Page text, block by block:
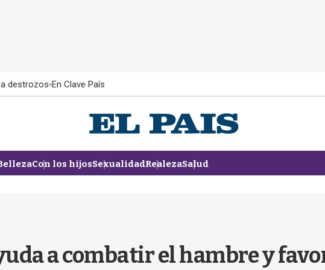
destrozos En Clave País
Con los hijosSexualidadRealezaSalud
a combatir el hambre y